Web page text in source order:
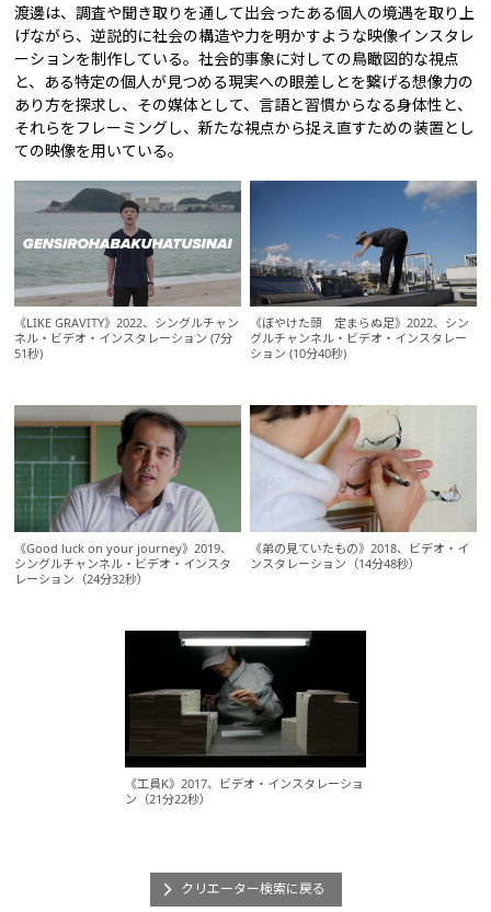
渡邊は、調査や聞き取りを通して出会ったある個人の境遇を取り上
げながら、逆説的に社会の構造や力を明かすような映像インスタレ
ーションを制作している。社会的事象に対しての鳥瞰図的な視点
と、ある特定の個人が見つめる現実への眼差しとを繋げる想像力の
あり方を探求し、その媒体として、言語と習慣からなる身体性と、
それらをフレーミングし、新たな視点から捉え直すための装置とし
ての映像を用いている。
《LIKE GRAVITY》2022、シングルチャン
ネル・ビデオ・インスタレーション (7分
51秒)
《ぼやけた頭 定まらぬ足》2022、シン
グルチャンネル・ビデオ・インスタレー
ション (10分40秒)
《Good luck on your journey》2019、
シングルチャンネル・ビデオ・インスタ
レーション（24分32秒）
《弟の見ていたもの》2018、ビデオ・イ
ンスタレーション（14分48秒）
《工員K》2017、ビデオ・インスタレーショ
ン（21分22秒）
クリエーター検索に戻る